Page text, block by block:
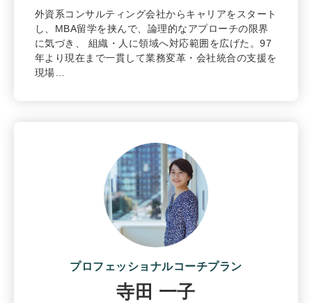
外資系コンサルティング会社からキャリアをスタート
し、MBA留学を挟んで、論理的なアプローチの限界
に気づき、 組織・人に領域へ対応範囲を広げた。97
年より現在まで一貫して業務変革・会社統合の支援を
現場…
プロフェッショナルコーチプラン
寺田 一子